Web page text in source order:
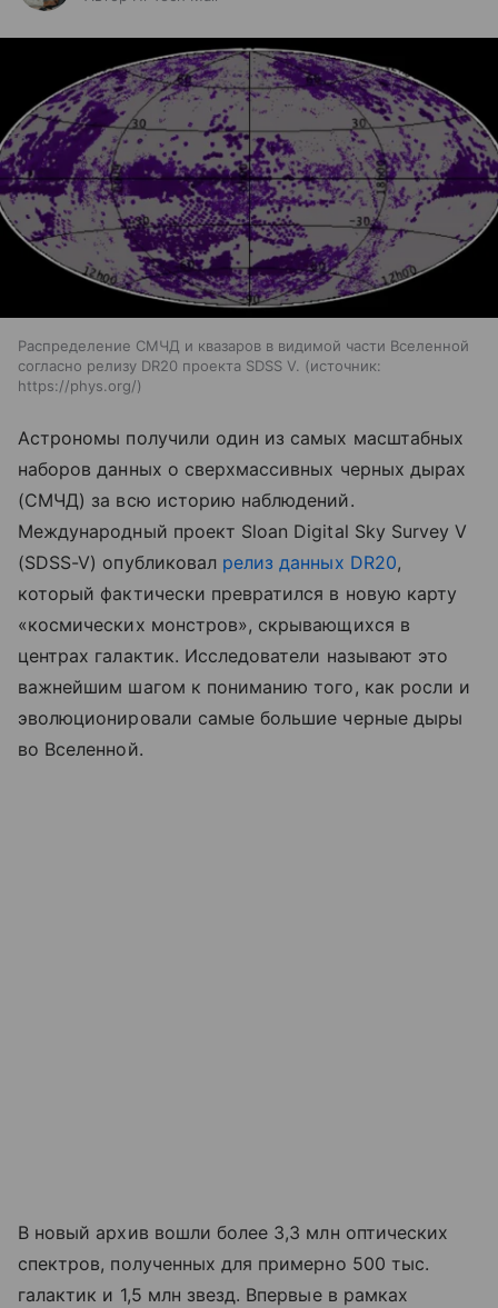
Распределение СМЧД и квазаров в видимой части Вселенной
согласно релизу DR20 проекта SDSS V.
источник:
https://phys.org/
Астрономы получили один из самых масштабных
наборов данных о сверхмассивных черных дырах
(СМЧД) за всю историю наблюдений.
Международный проект Sloan Digital Sky Survey V
(SDSS-V) опубликовал релиз данных DR20,
который фактически превратился в новую карту
«космических монстров», скрывающихся в
центрах галактик. Исследователи называют это
важнейшим шагом к пониманию того, как росли и
эволюционировали самые большие черные дыры
во Вселенной.
В новый архив вошли более 3,3 млн оптических
спектров, полученных для примерно 500 тыс.
галактик и 1,5 млн звезд. Впервые в рамках